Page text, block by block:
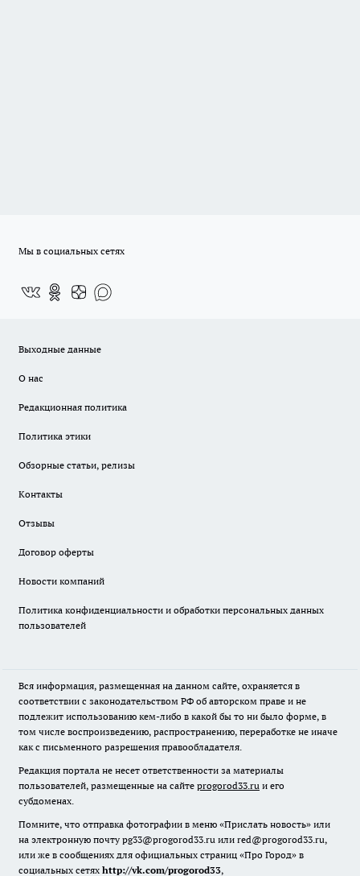
Мы в социальных сетях
Выходные данные
О нас
Редакционная политика
Политика этики
Обзорные статьи, релизы
Контакты
Отзывы
Договор оферты
Новости компаний
Политика конфиденциальности и обработки персональных данных
пользователей
Вся информация, размещенная на данном сайте, охраняется в
соответствии с законодательством РФ об авторском праве и не
подлежит использованию кем-либо в какой бы то ни было форме, в
том числе воспроизведению, распространению, переработке не иначе
как с письменного разрешения правообладателя.
Редакция портала не несет ответственности за материалы
пользователей, размещенные на сайте progorod33.ru и его
субдоменах.
Помните, что отправка фотографии в меню «Прислать новость» или
на электронную почту pg33@progorod33.ru или red@progorod33.ru,
или же в сообщениях для официальных страниц «Про Город» в
социальных сетях http://vk.com/progorod33,